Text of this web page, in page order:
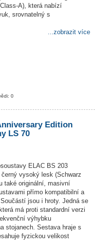
A), která nabízí
srovnatelný s
...zobrazit více
0
Edition
LS 70
ELAC BS 203
vysoký lesk (Schwarz
také originální, masivní
přímo kompatibilní a
jsou i hroty. Jedná se
má proti standardní verzi
výhybku
stojanech. Sestava hraje s
fyzickou velikost